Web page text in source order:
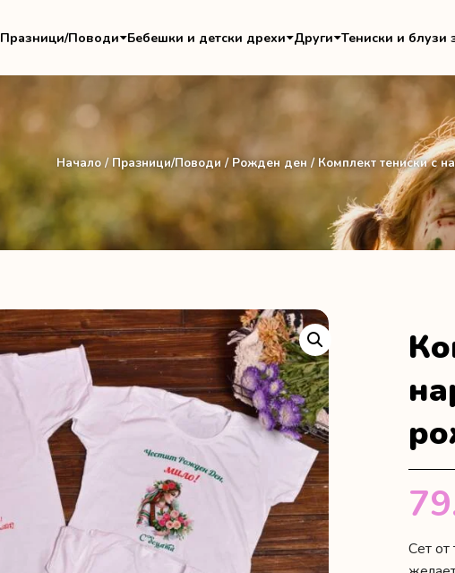
Празници/Поводи Бебешки и детски дрехи Други Тениски и блузи
Начало/Празници/Поводи/ Рожден ден / Комплект тениски с
Сет